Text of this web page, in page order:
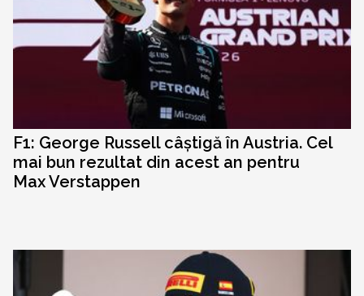
F1: George Russell câștigă în Austria. Cel
mai bun rezultat din acest an pentru
Max Verstappen